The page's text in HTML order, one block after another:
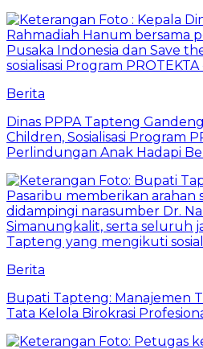
Berita
Dinas PPPA Tapteng
Children, Sosialisasi Program
Perlindungan Anak Hadapi
Berita
Bupati Tapteng: Manajemen
Tata Kelola Birokrasi